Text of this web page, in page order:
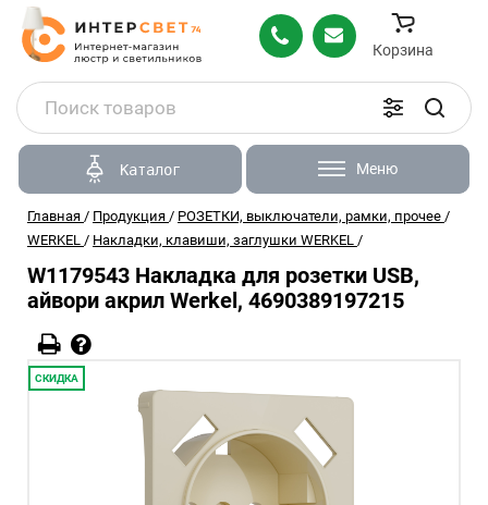
Корзина
Каталог Меню
Главная / Продукция / РОЗЕТКИ, выключатели, рамки, прочее /
WERKEL / Накладки, клавиши, заглушки WERKEL /
W1179543 Накладка для розетки USB,
айвори акрил Werkel, 4690389197215
СКИДКА